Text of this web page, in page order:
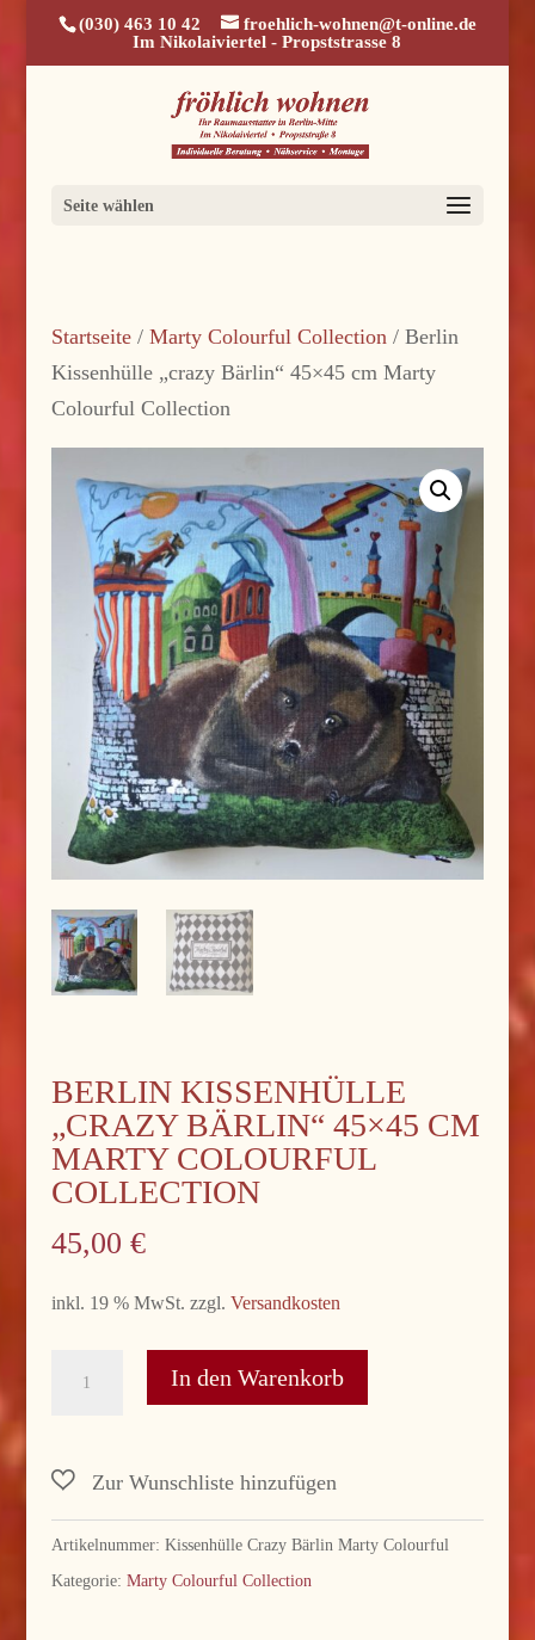
(030) 463 10 42
froehlich-wohnen@t-online.de
Im Nikolaiviertel - Propststrasse 8
Seite wählen
Startseite/ Marty Colourful Collection / Berlin
Kissenhülle „crazy Bärlin“ 45×45 cm Marty
Colourful Collection
BERLIN KISSENHÜLLE
„CRAZY BÄRLIN“ 45×45 CM
MARTY COLOURFUL
COLLECTION
45,00 €
inkl. 19 % MwSt. zzgl. Versandkosten
Kissenhülle
Bärlin"
cm
Marty
In den Warenkorb
Artikelnummer: Kissenhülle Crazy Bärlin Marty Colourful
Kategorie: Marty Colourful Collection